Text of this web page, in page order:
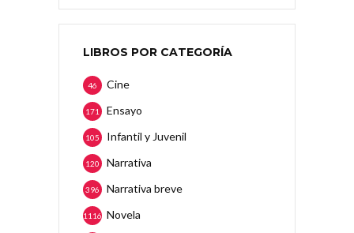
LIBROS POR CATEGORÍA
Cine
46
Ensayo
171
Infantil y Juvenil
105
Narrativa
120
Narrativa breve
396
Novela
1116